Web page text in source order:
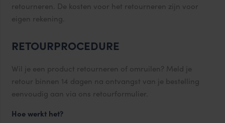
retourneren. De kosten voor het retourneren zijn voor
eigen rekening.
RETOURPROCEDURE
Wil je een product retourneren of omruilen? Meld je
retour binnen 14 dagen na ontvangst van je bestelling
eenvoudig aan via ons retourformulier.
Hoe werkt het?